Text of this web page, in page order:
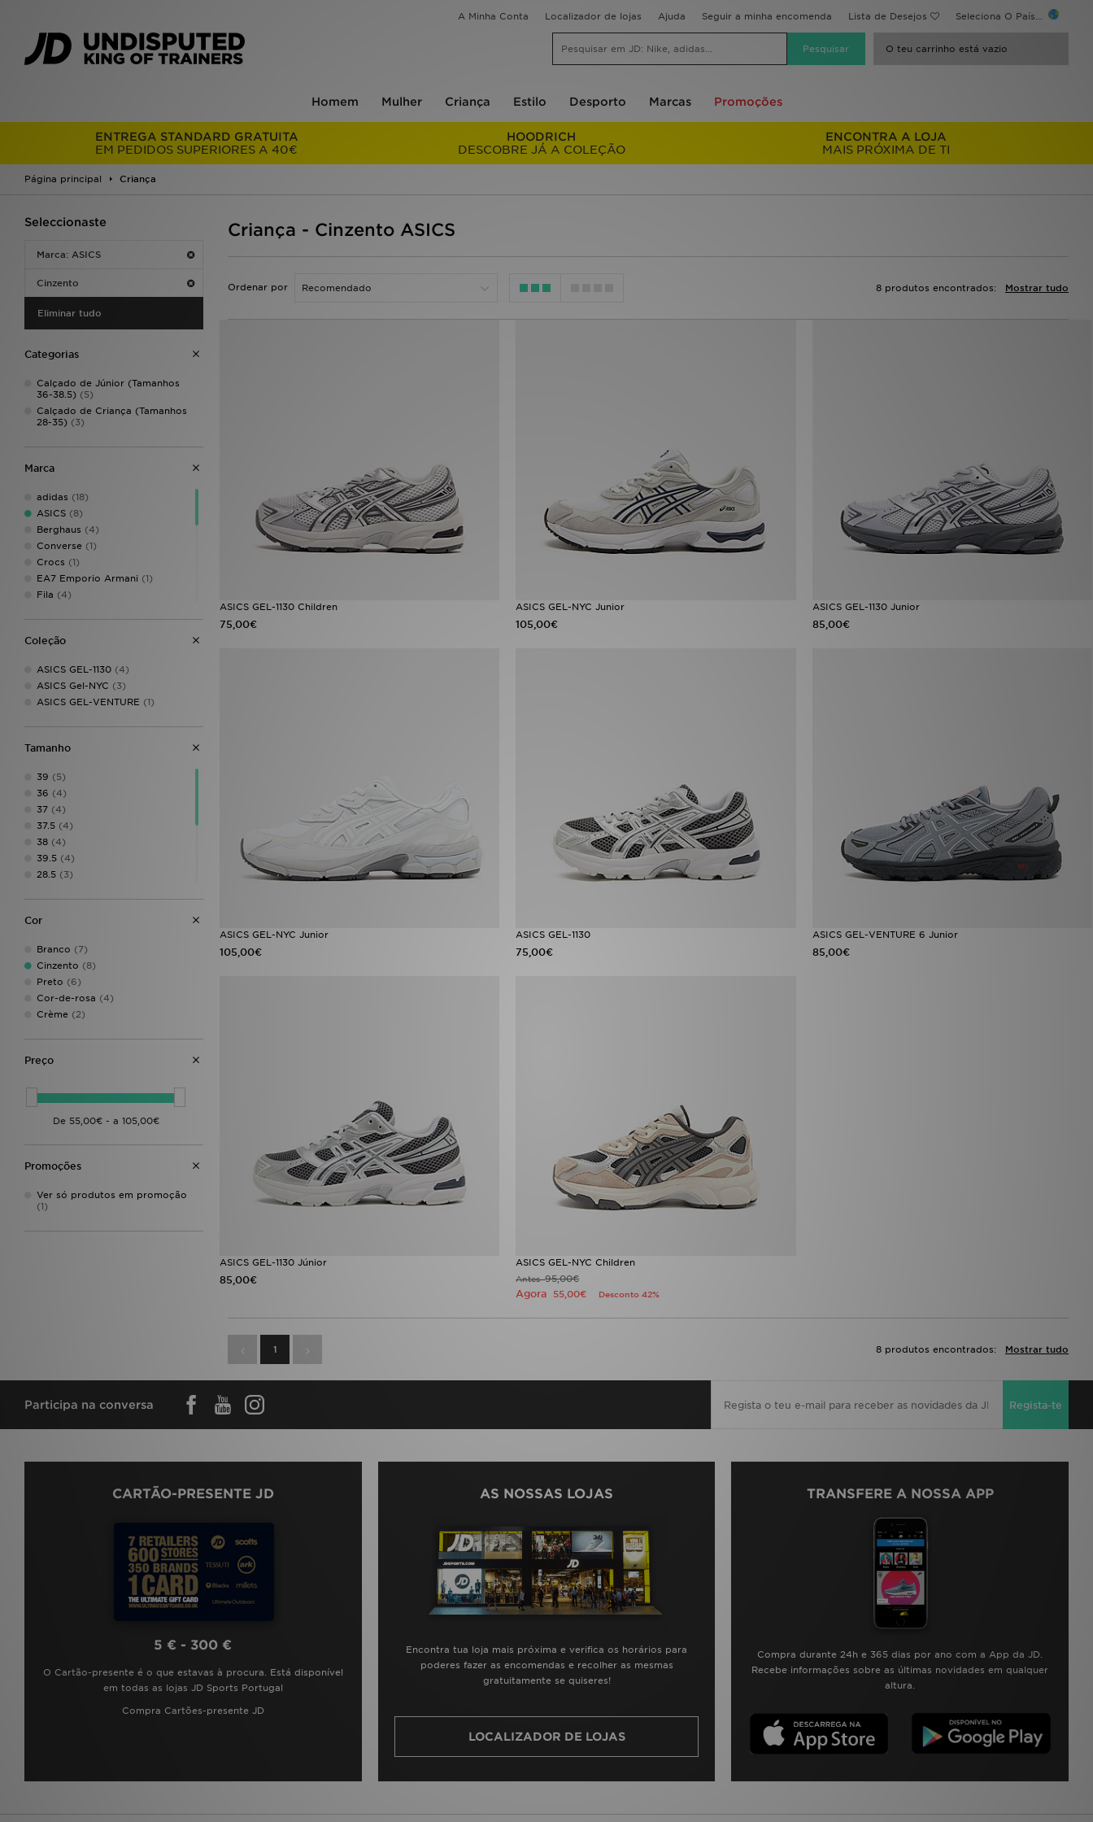
A Minha Conta Localizador de lojas Ajuda Seguir a minha encomenda Lista de Desejos Seleciona O País...
O teu carrinho está vazio
Homem Mulher Criança Estilo Desporto Marcas Promoções
ENTREGA STANDARD GRATUITA
EM PEDIDOS SUPERIORES A 40€
HOODRICH
DESCOBRE JÁ A COLEÇÃO
ENCONTRA A LOJA
MAIS PRÓXIMA DE TI
Página principal Criança
Seleccionaste
Marca: ASICS
Cinzento
Eliminar tudo
Categorias
Calçado de Júnior (Tamanhos
36-38.5) (5)
Calçado de Criança (Tamanhos
28-35) (3)
Marca
adidas (18)
ASICS (8)
Berghaus (4)
Converse (1)
Crocs (1)
EA7 Emporio Armani (1)
Fila (4)
McKenzie
New Balance(17)
Nike(76)
On Running (2)
PUMA(5)
Supply & Demand
Technicals
The North Face
Under Armour
Vans(1)
Coleção
ASICS GEL-1130 (4)
ASICS Gel-NYC (3)
ASICS GEL-VENTURE (1)
Tamanho
39 (5)
36 (4)
37 (4)
37.5 (4)
38 (4)
39.5 (4)
28.5 (3)
34.5
33.5 (2)
35 (2)
33 (1)
Cor
Branco (7)
Cinzento (8)
Preto (6)
Cor-de-rosa (4)
Crème (2)
Preço
Promoções
Ver só produtos em promoção
(1)
Criança - Cinzento ASICS
Ordenar por Mostrar tudo
8 produtos encontrados:
ASICS GEL-1130 Children
75,00€
ASICS GEL-NYC Junior
105,00€
ASICS GEL-1130 Junior
85,00€
ASICS GEL-NYC Junior
105,00€
ASICS GEL-1130
75,00€
ASICS GEL-VENTURE 6 Junior
85,00€
ASICS GEL-1130 Júnior
85,00€
ASICS GEL-NYC Children
Antes95,00€
Agora 55,00€ Desconto 42%
1 Mostrar tudo
8 produtos encontrados:
Participa na conversa Regista-te
CARTÃO-PRESENTE JD
5 € - 300 €
O Cartão-presente é o que estavas à procura. Está disponível
em todas as lojas JD Sports Portugal
Compra Cartões-presente JD
AS NOSSAS LOJAS
Encontra tua loja mais próxima e verifica os horários para
poderes fazer as encomendas e recolher as mesmas
gratuitamente se quiseres!
LOCALIZADOR DE LOJAS
TRANSFERE A NOSSA APP
Compra durante 24h e 365 dias por ano com a App da JD.
Recebe informações sobre as últimas novidades em qualquer
altura.